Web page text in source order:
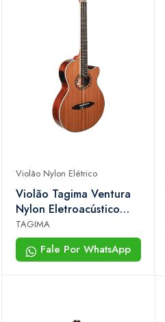
Violão Nylon Elétrico
Violão Tagima Ventura
Nylon Eletroacústico
Natural
TAGIMA
Fale Por WhatsApp